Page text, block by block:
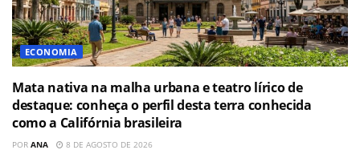
ECONOMIA
Mata nativa na malha urbana e teatro lírico de
destaque: conheça o perfil desta terra conhecida
como a Califórnia brasileira
POR ANA 8 DE AGOSTO DE 2026